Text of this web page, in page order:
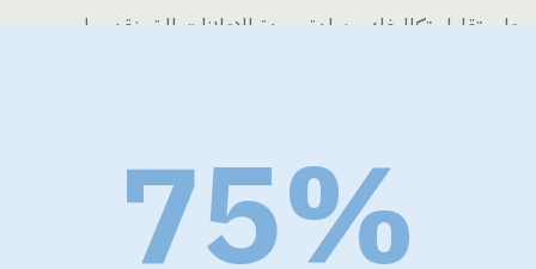
على تقليل تكاليفك وزيادة جودة الإعلانات التى نقدمها
75%